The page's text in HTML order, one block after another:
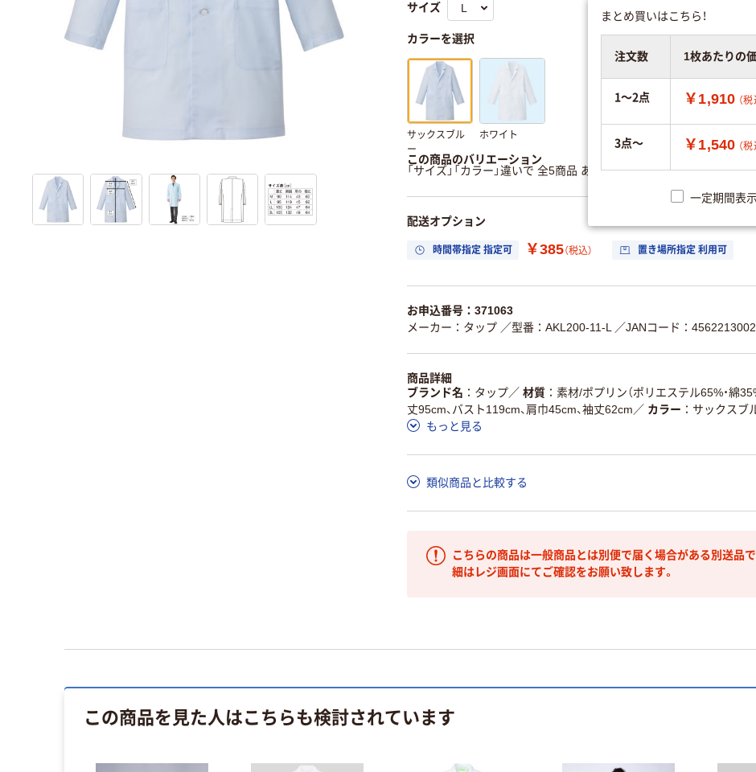
サイズ
カラーを選択
サックスブル
ー
ホワイト
この商品のバリエーション
「サイズ」「カラー」違いで 全5商品 あります。 すべてのバリエーシ
配送オプション
時間帯指定 指定可 ￥385（税込） 置き場所指定 利用可
お申込番号：371063
メーカー：タップ ／型番：AKL200-11-L ／JANコード：
商品詳細
ブランド名
タップ／ 材質 素材/ポプリン（ポリエステル65%・綿
丈95cm、バスト119cm、肩巾45cm、袖丈62cm ／ カラー サックスブ
もっと見る
類似商品と比較する
こちらの商品は一般商品とは別便で届く場合がある別送品
細はレジ画面にてご確認をお願い致します。
まとめ買いはこちら！
注文数 1枚あたりの
1～2点 ￥1,910 （税
3点～ ￥1,540 （税
一定期間表
この商品を見た人はこちらも検討されています